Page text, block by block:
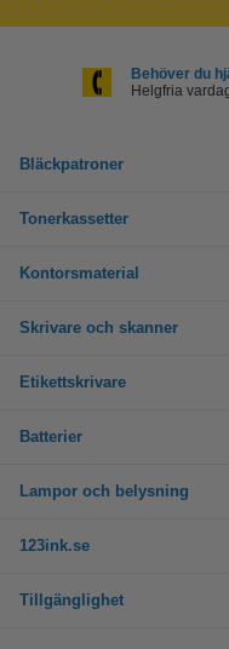
Behöver du
Helgfria
Bläckpatroner
Tonerkassetter
Kontorsmaterial
Skrivare och skanner
Etikettskrivare
Batterier
Lampor och belysning
123ink.se
Tillgänglighet